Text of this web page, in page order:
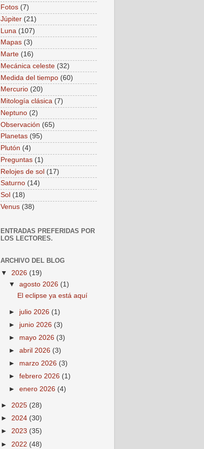
Fotos (7)
Júpiter (21)
Luna (107)
Mapas (3)
Marte (16)
Mecánica celeste (32)
Medida del tiempo (60)
Mercurio (20)
Mitología clásica (7)
Neptuno (2)
Observación (65)
Planetas (95)
Plutón (4)
Preguntas (1)
Relojes de sol (17)
Saturno (14)
Sol (18)
Venus (38)
ENTRADAS PREFERIDAS POR
LOS LECTORES.
ARCHIVO DEL BLOG
▼ 2026 (19)
▼agosto 2026 (1)
El eclipse ya está aquí
► julio 2026 (1)
► junio 2026 (3)
► mayo 2026 (3)
►abril 2026 (3)
► marzo 2026 (3)
►febrero 2026 (1)
►enero 2026 (4)
► 2025 (28)
► 2024 (30)
► 2023 (35)
► 2022 (48)